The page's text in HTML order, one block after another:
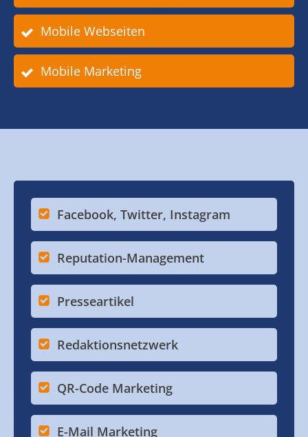
Mobile Webseiten
Mobile Marketing
Facebook, Twitter, Instagram
Reputation-Management
Presseartikel
Redaktionsnetzwerk
QR-Code Marketing
E-Mail Marketing